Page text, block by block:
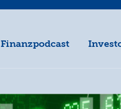
Finanzpodcast